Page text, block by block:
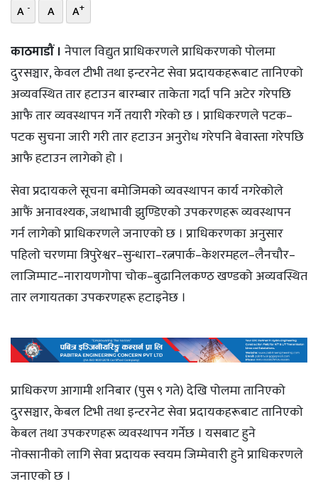
ऊर्जा
विशेष
A - A A+
काठमाडौं । नेपाल विद्युत प्राधिकरणले प्राधिकरणको पोलमा
दुरसञ्चार, केवल टीभी तथा इन्टरनेट सेवा प्रदायकहरूबाट तानिएको
अव्यवस्थित तार हटाउन बारम्बार ताकेता गर्दा पनि अटेर गरेपछि
आफै तार व्यवस्थापन गर्ने तयारी गरेको छ । प्राधिकरणले पटक–
पटक सुचना जारी गरी तार हटाउन अनुरोध गरेपनि बेवास्ता गरेपछि
आफै हटाउन लागेको हो ।
सेवा प्रदायकले सूचना बमोजिमको व्यवस्थापन कार्य नगरेकोले
आफैं अनावश्यक, जथाभावी झुण्डिएको उपकरणहरू व्यवस्थापन
गर्न लागेको प्राधिकरणले जनाएको छ । प्राधिकरणका अनुसार
पहिलो चरणमा त्रिपुरेश्वर–सुन्धारा–रत्नपार्क–केशरमहल–लैनचौर–
लाजिम्पाट–नारायणगोपा चोक–बुढानिलकण्ठ खण्डको अव्यवस्थित
तार लगायतका उपकरणहरू हटाइनेछ ।
प्राधिकरण आगामी शनिबार (पुस ९ गते) देखि पोलमा तानिएको
दुरसञ्चार, केबल टिभी तथा इन्टरनेट सेवा प्रदायकहरूबाट तानिएको
केबल तथा उपकरणहरू व्यवस्थापन गर्नेछ । यसबाट हुने
नोक्सानीको लागि सेवा प्रदायक स्वयम जिम्मेवारी हुने प्राधिकरणले
जनाएको छ ।